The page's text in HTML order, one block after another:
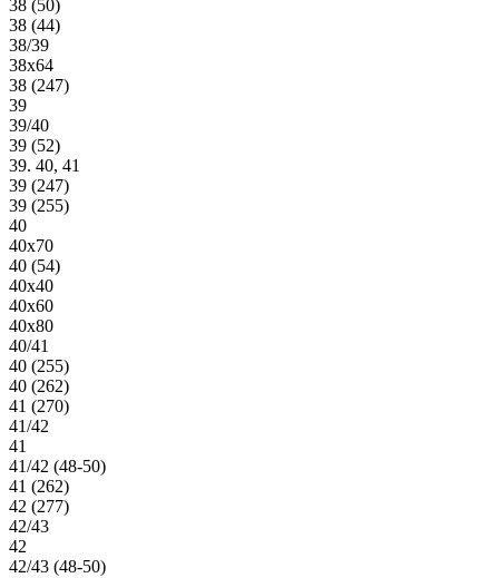
38 (50)
38 (44)
38/39
38х64
38 (247)
39
39/40
39 (52)
39. 40, 41
39 (247)
39 (255)
40
40х70
40 (54)
40х40
40х60
40х80
40/41
40 (255)
40 (262)
41 (270)
41/42
41
41/42 (48-50)
41 (262)
42 (277)
42/43
42
42/43 (48-50)